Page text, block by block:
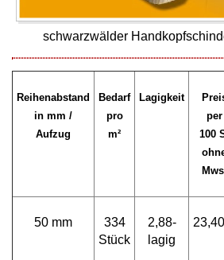
schwarzwälder
Reihenabstand
in mm /
Aufzug
Bedarf
pro
m²
Lagigkeit
per
100
50 mm
334
Stück
2,88-
lagig